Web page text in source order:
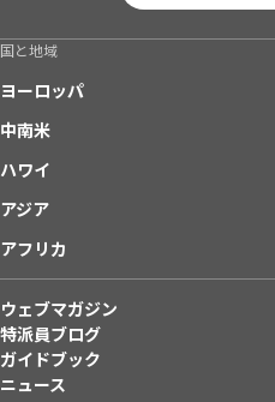
国と地域
ヨーロッパ
中南米
ハワイ
アジア
アフリカ
ウェブマガジン
特派員ブログ
ガイドブック
ニュース